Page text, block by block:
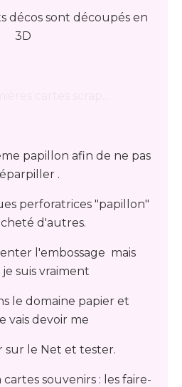
décos sont découpés en
3D
papillon afin de ne pas
.
perforatrices "papillon"
d'autres.
l'embossage mais
suis vraiment
le domaine papier et
vais devoir me
le Net et tester.
souvenirs : les faire-